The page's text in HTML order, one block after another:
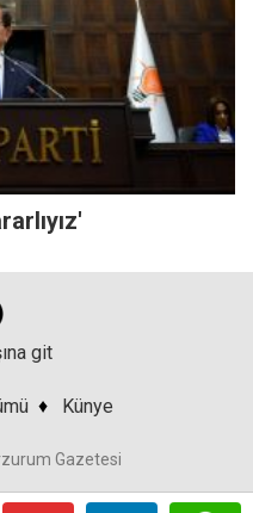
git
♦ Künye
Gazetesi